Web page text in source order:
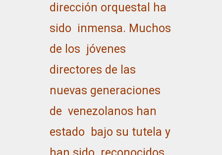
dirección orquestal ha
sido inmensa. Muchos
de los jóvenes
directores de las
nuevas generaciones
de venezolanos han
estado bajo su tutela y